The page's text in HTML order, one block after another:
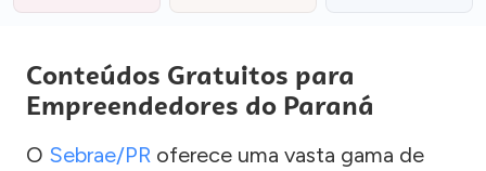
Conteúdos Gratuitos para
Empreendedores do Paraná
O Sebrae/PR oferece uma vasta gama de